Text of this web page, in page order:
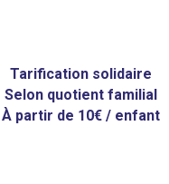
Tarification solidaire
Selon quotient familial
À partir de 10€ / enfant